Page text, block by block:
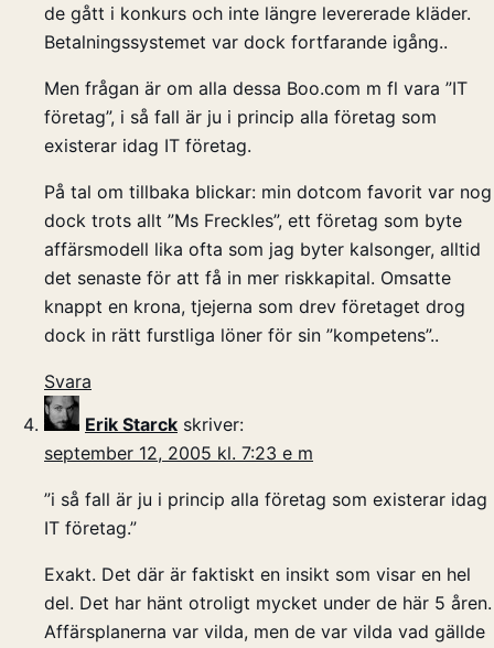
de gått i konkurs och inte längre levererade kläder.
Betalningssystemet var dock fortfarande igång..
Men frågan är om alla dessa Boo.com m fl vara ”IT
företag”, i så fall är ju i princip alla företag som
existerar idag IT företag.
På tal om tillbaka blickar: min dotcom favorit var nog
dock trots allt ”Ms Freckles”, ett företag som byte
affärsmodell lika ofta som jag byter kalsonger, alltid
det senaste för att få in mer riskkapital. Omsatte
knappt en krona, tjejerna som drev företaget drog
dock in rätt furstliga löner för sin ”kompetens”..
Svara
Erik Starck skriver:
september 12, 2005 kl. 7:23 e m
”i så fall är ju i princip alla företag som existerar idag
IT företag.”
Exakt. Det där är faktiskt en insikt som visar en hel
del. Det har hänt otroligt mycket under de här 5 åren.
Affärsplanerna var vilda, men de var vilda vad gällde